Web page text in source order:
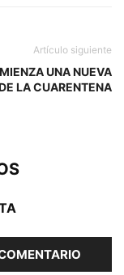
Artículo siguiente
UNA NUEVA
LA CUARENTENA